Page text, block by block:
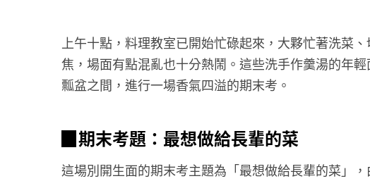
上午十點，料理教室已開始忙碌起來，大夥忙著洗菜
焦，場面有點混亂也十分熱鬧。這些洗手作羹湯的年
瓢盆之間，進行一場香氣四溢的期末考。
▉期末考題：最想做給長輩的菜
這場別開生面的期末考主題為「最想做給長輩的菜」